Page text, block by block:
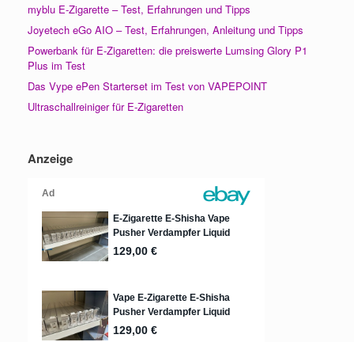
myblu E-Zigarette – Test, Erfahrungen und Tipps
Joyetech eGo AIO – Test, Erfahrungen, Anleitung und Tipps
Powerbank für E-Zigaretten: die preiswerte Lumsing Glory P1
Plus im Test
Das Vype ePen Starterset im Test von VAPEPOINT
Ultraschallreiniger für E-Zigaretten
Anzeige